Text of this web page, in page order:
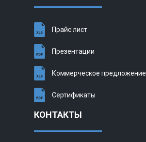
Прайс лист
Презентации
Коммерческое предложение
Сертификаты
КОНТАКТЫ